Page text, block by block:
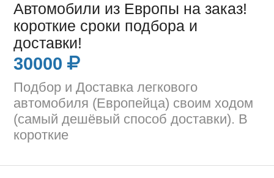
Автомобили из Европы на заказ!
короткие сроки подбора и
доставки!
30000
Подбор и Доставка легкового
автомобиля (Европейца) своим ходом
(самый дешёвый способ доставки). В
короткие